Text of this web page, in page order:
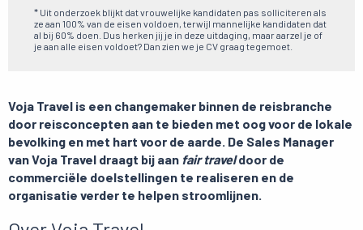
* Uit onderzoek blijkt dat vrouwelijke kandidaten pas solliciteren als
ze aan 100% van de eisen voldoen, terwijl mannelijke kandidaten dat
al bij 60% doen. Dus herken jij je in deze uitdaging, maar aarzel je of
je aan alle eisen voldoet? Dan zien we je CV graag tegemoet.
Voja Travel is een changemaker binnen de reisbranche
door reisconcepten aan te bieden met oog voor de lokale
bevolking en met hart voor de aarde. De Sales Manager
van Voja Travel draagt bij aan fair traveldoor de
commerciële doelstellingen te realiseren en de
organisatie verder te helpen stroomlijnen.